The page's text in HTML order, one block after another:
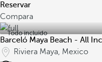
Reservar
Compara
Todo incluido
Barceló Maya Beach - All
Riviera Maya, Mexico